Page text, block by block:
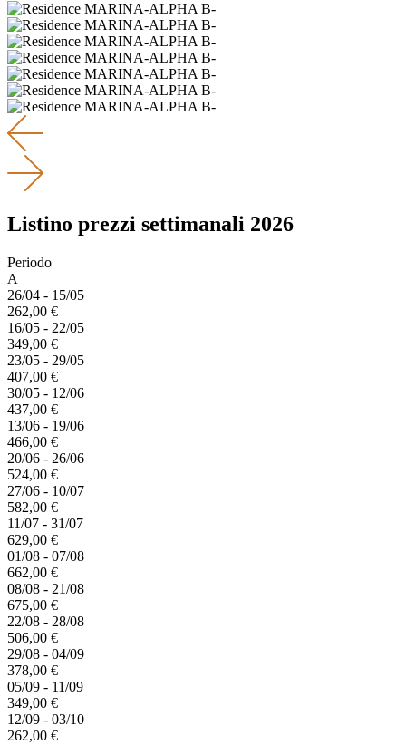
Listino prezzi settimanali 2026
Periodo
A
26/04 - 15/05
262,00 €
16/05 - 22/05
349,00 €
23/05 - 29/05
407,00 €
30/05 - 12/06
437,00 €
13/06 - 19/06
466,00 €
20/06 - 26/06
524,00 €
27/06 - 10/07
582,00 €
11/07 - 31/07
629,00 €
01/08 - 07/08
662,00 €
08/08 - 21/08
675,00 €
22/08 - 28/08
506,00 €
29/08 - 04/09
378,00 €
05/09 - 11/09
349,00 €
12/09 - 03/10
262,00 €